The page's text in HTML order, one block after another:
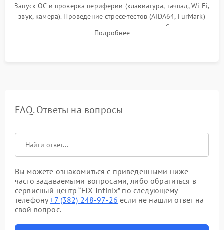
Запуск ОС и проверка периферии (клавиатура, тачпад, Wi-Fi,
звук, камера). Проведение стресс-тестов (AIDA64, FurMark)
для контроля температурного режима и стабильности
системы под пиковой нагрузкой.
Подробнее
FAQ. Ответы на вопросы
Вы можете ознакомиться с приведенными ниже
часто задаваемыми вопросами, либо обратиться в
сервисный центр “FIX-Infinix” по следующему
телефону+7 (382) 248-97-26 если не нашли ответ на
свой вопрос.